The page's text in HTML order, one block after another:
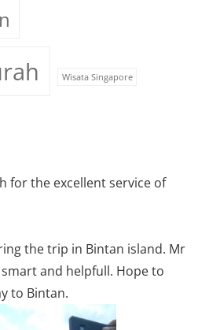
Wisata Singapore
for the excellent service of
the trip in Bintan island. Mr
and helpfull. Hope to
to Bintan.